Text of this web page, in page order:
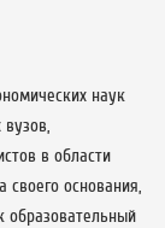
наук
в области
основания,